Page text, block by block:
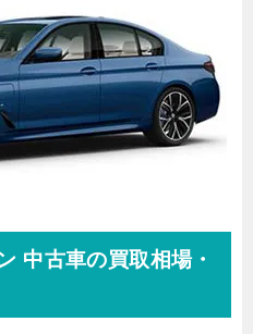
中古車の買取相場・